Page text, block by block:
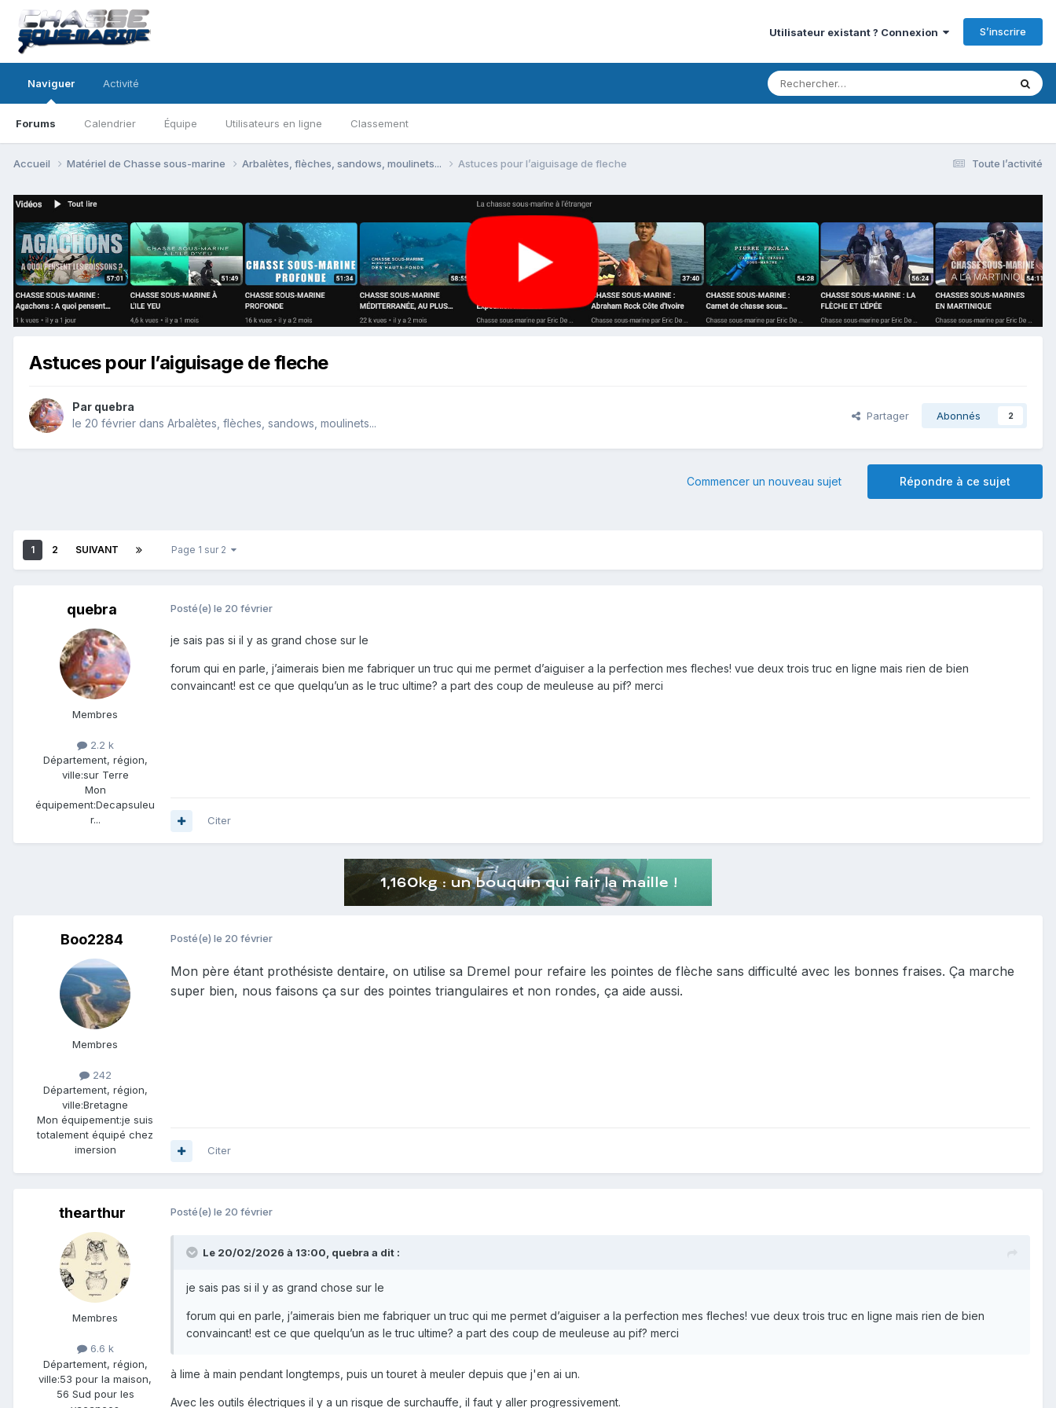
Utilisateur existant ? Connexion S’inscrire
Naviguer
Forums Calendrier Équipe Utilisateurs en ligne Classement
Activité
Toute l’activité
Accueil Matériel de Chasse sous-marine Arbalètes, flèches, sandows, moulinets... Astuces pour l’aiguisage de fleche
Astuces pour l’aiguisage de fleche
Par quebra
le 20 février dans Arbalètes, flèches, sandows, moulinets...
Partager Abonnés 2
Répondre à ce sujet
Commencer un nouveau sujet
1 2 SUIVANT Page 1 sur 2
quebra
Membres
2.2 k
Département, région,
ville:sur Terre
Mon
équipement:Decapsuleu
r...
Posté(e) le 20 février
je sais pas si il y as grand chose sur le
forum qui en parle, j’aimerais bien me fabriquer un truc qui me permet d’aiguiser a la perfection mes fleches! vue deux trois truc en ligne mais rien de bien
convaincant! est ce que quelqu’un as le truc ultime? a part des coup de meuleuse au pif? merci
Citer
Boo2284
Membres
242
Département, région,
ville:Bretagne
Mon équipement:je suis
totalement équipé chez
imersion
Posté(e) le 20 février
Mon père étant prothésiste dentaire, on utilise sa Dremel pour refaire les pointes de flèche sans difficulté avec les bonnes fraises. Ça marche
super bien, nous faisons ça sur des pointes triangulaires et non rondes, ça aide aussi.
Citer
thearthur
Membres
6.6 k
Département, région,
ville:53 pour la maison,
56 Sud pour les
Posté(e) le 20 février
Le 20/02/2026 à 13:00, quebra a dit :
je sais pas si il y as grand chose sur le
forum qui en parle, j’aimerais bien me fabriquer un truc qui me permet d’aiguiser a la perfection mes fleches! vue deux trois truc en ligne mais rien de bien
convaincant! est ce que quelqu’un as le truc ultime? a part des coup de meuleuse au pif? merci
à lime à main pendant longtemps, puis un touret à meuler depuis que j'en ai un.
Avec les outils électriques il y a un risque de surchauffe, il faut y aller progressivement.